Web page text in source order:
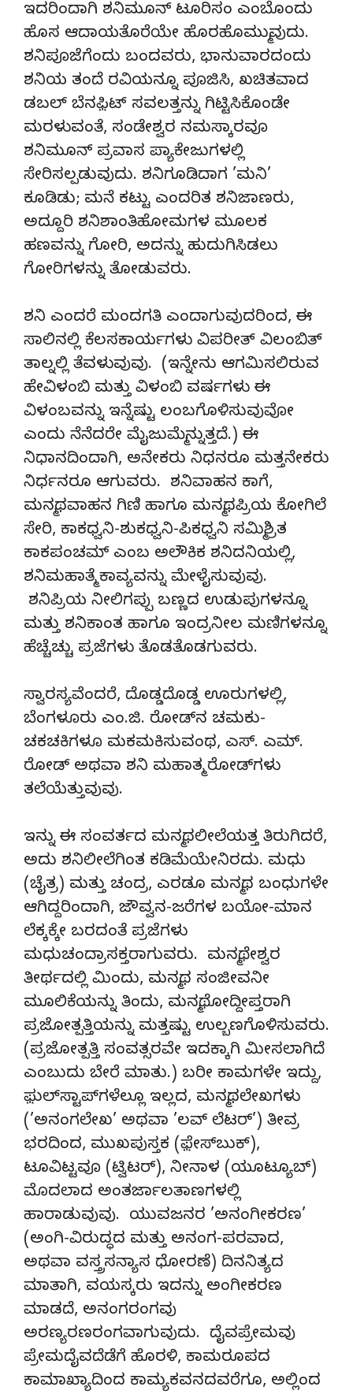
ಇದರಿಂದಾಗಿ ಶನಿಮೂನ್ ಟೂರಿಸಂ ಎಂಬೊಂದು
ಹೊಸ ಆದಾಯತೊರೆಯೇ ಹೊರಹೊಮ್ಮುವುದು.
ಶನಿಪೂಜೆಗೆಂದು ಬಂದವರು, ಭಾನುವಾರದಂದು
ಶನಿಯ ತಂದೆ ರವಿಯನ್ನೂ ಪೂಜಿಸಿ, ಖಚಿತವಾದ
ಡಬಲ್ ಬೆನಫ಼ಿಟ್ ಸವಲತ್ತನ್ನು ಗಿಟ್ಟಿಸಿಕೊಂಡೇ
ಮರಳುವಂತೆ, ಸಂಡೇಶ್ವರ ನಮಸ್ಕಾರವೂ
ಶನಿಮೂನ್ ಪ್ರವಾಸ ಪ್ಯಾಕೇಜುಗಳಲ್ಲಿ
ಸೇರಿಸಲ್ಪಡುವುದು. ಶನಿಗೂಡಿದಾಗ ’ಮನಿ’
ಕೂಡಿಡು; ಮನೆ ಕಟ್ಟು ಎಂದರಿತ ಶನಿಜಾಣರು,
ಅದ್ದೂರಿ ಶನಿಶಾಂತಿಹೋಮಗಳ ಮೂಲಕ
ಹಣವನ್ನು ಗೋರಿ, ಅದನ್ನು ಹುದುಗಿಸಿಡಲು
ಗೋರಿಗಳನ್ನು ತೋಡುವರು.
ಶನಿ ಎಂದರೆ ಮಂದಗತಿ ಎಂದಾಗುವುದರಿಂದ, ಈ
ಸಾಲಿನಲ್ಲಿ ಕೆಲಸಕಾರ್ಯಗಳು ವಿಪರೀತ್ ವಿಲಂಬಿತ್
ತಾಲ್ನಲ್ಲಿ ತೆವಳುವುವು. (ಇನ್ನೇನು ಆಗಮಿಸಲಿರುವ
ಹೇವಿಳಂಬಿ ಮತ್ತು ವಿಳಂಬಿ ವರ್ಷಗಳು ಈ
ವಿಳಂಬವನ್ನು ಇನ್ನೆಷ್ಟು ಲಂಬಗೊಳಿಸುವುವೋ
ಎಂದು ನೆನೆದರೇ ಮೈಜುಮ್ಮೆನ್ನುತ್ತದೆ.) ಈ
ನಿಧಾನದಿಂದಾಗಿ, ಅನೇಕರು ನಿಧನರೂ ಮತ್ತನೇಕರು
ನಿರ್ಧನರೂ ಆಗುವರು. ಶನಿವಾಹನ ಕಾಗೆ,
ಮನ್ಮಥವಾಹನ ಗಿಣಿ ಹಾಗೂ ಮನ್ಮಥಪ್ರಿಯ ಕೋಗಿಲೆ
ಸೇರಿ, ಕಾಕಧ್ವನಿ-ಶುಕಧ್ವನಿ-ಪಿಕಧ್ವನಿ ಸಮ್ಮಿಶ್ರಿತ
ಕಾಕಪಂಚಮ್ ಎಂಬ ಅಲೌಕಿಕ ಶನಿದನಿಯಲ್ಲಿ,
ಶನಿಮಹಾತ್ಮೆ ಕಾವ್ಯವನ್ನು ಮೇಳೈಸುವುವು.
ಶನಿಪ್ರಿಯ ನೀಲಿಗಪ್ಪು ಬಣ್ಣದ ಉಡುಪುಗಳನ್ನೂ
ಮತ್ತು ಶನಿಕಾಂತ ಹಾಗೂ ಇಂದ್ರನೀಲ ಮಣಿಗಳನ್ನೂ
ಹೆಚ್ಚೆಚ್ಚು ಪ್ರಜೆಗಳು ತೊಡತೊಡಗುವರು.
ಸ್ವಾರಸ್ಯವೆಂದರೆ, ದೊಡ್ಡದೊಡ್ಡ ಊರುಗಳಲ್ಲಿ,
ಬೆಂಗಳೂರು ಎಂ.ಜಿ. ರೋಡ್‌ನ ಚಮಕು-
ಚಕಚಕಿಗಳೂ ಮಕಮಕಿಸುವಂಥ, ಎಸ್. ಎಮ್.
ರೋಡ್ ಅಥವಾ ಶನಿ ಮಹಾತ್ಮ ರೋಡ್‌ಗಳು
ತಲೆಯೆತ್ತುವುವು.
ಇನ್ನು ಈ ಸಂವರ್ತದ ಮನ್ಮಥಲೀಲೆಯತ್ತ ತಿರುಗಿದರೆ,
ಅದು ಶನಿಲೀಲೆಗಿಂತ ಕಡಿಮೆಯೇನಿರದು. ಮಧು
(ಚೈತ್ರ) ಮತ್ತು ಚಂದ್ರ, ಎರಡೂ ಮನ್ಮಥ ಬಂಧುಗಳೇ
ಆಗಿದ್ದರಿಂದಾಗಿ, ಜೌವ್ವನ-ಜರೆಗಳ ಬಯೋ-ಮಾನ
ಲೆಕ್ಕಕ್ಕೇ ಬರದಂತೆ ಪ್ರಜೆಗಳು
ಮಧುಚಂದ್ರಾಸಕ್ತರಾಗುವರು. ಮನ್ಮಥೇಶ್ವರ
ತೀರ್ಥದಲ್ಲಿ ಮಿಂದು, ಮನ್ಮಥ ಸಂಜೀವನೀ
ಮೂಲಿಕೆಯನ್ನು ತಿಂದು, ಮನ್ಮಥೋದ್ದೀಪ್ತರಾಗಿ
ಪ್ರಜೋತ್ಪತ್ತಿಯನ್ನು ಮತ್ತಷ್ಟು ಉಲ್ಬಣಗೊಳಿಸುವರು.
(ಪ್ರಜೋತ್ಪತ್ತಿ ಸಂವತ್ಸರವೇ ಇದಕ್ಕಾಗಿ ಮೀಸಲಾಗಿದೆ
ಎಂಬುದು ಬೇರೆ ಮಾತು.) ಬರೀ ಕಾಮಗಳೇ ಇದ್ದು,
ಫ಼ುಲ್‌ಸ್ಟಾಪ್‌ಗಳೆಲ್ಲೂ ಇಲ್ಲದ, ಮನ್ಮಥಲೇಖಗಳು
(’ಅನಂಗಲೇಖ’ ಅಥವಾ ’ಲವ್ ಲೆಟರ್’) ತೀವ್ರ
ಭರದಿಂದ, ಮುಖಪುಸ್ತಕ (ಫ಼ೇಸ್‌ಬುಕ್),
ಟೂವಿಟ್ಟವೂ (ಟ್ವಿಟರ್), ನೀನಾಳ (ಯೂಟ್ಯೂಬ್)
ಮೊದಲಾದ ಅಂತರ್ಜಾಲತಾಣಗಳಲ್ಲಿ
ಹಾರಾಡುವುವು. ಯುವಜನರ ’ಅನಂಗೀಕರಣ’
(ಅಂಗಿ-ವಿರುದ್ಧದ ಮತ್ತು ಅನಂಗ-ಪರವಾದ,
ಅಥವಾ ವಸ್ತ್ರಸನ್ಯಾಸ ಧೋರಣೆ) ದಿನನಿತ್ಯದ
ಮಾತಾಗಿ, ವಯಸ್ಕರು ಇದನ್ನು ಅಂಗೀಕರಣ
ಮಾಡದೆ, ಅನಂಗರಂಗವು
ಅರಣ್ಯರಣರಂಗವಾಗುವುದು. ದೈವಪ್ರೇಮವು
ಪ್ರೇಮದೈವದೆಡೆಗೆ ಹೊರಳಿ, ಕಾಮರೂಪದ
ಕಾಮಾಖ್ಯಾದಿಂದ ಕಾಮ್ಯಕವನದವರೆಗೂ, ಅಲ್ಲಿಂದ